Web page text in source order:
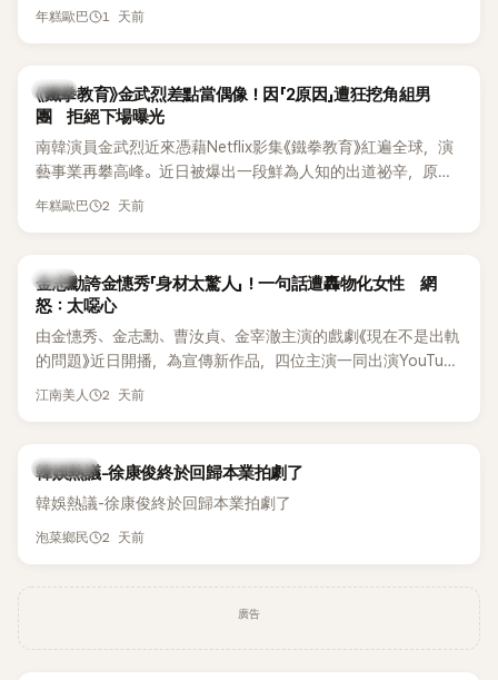
《脫掉鞋子恢單4Men》 中，親自公開那張當年引發話題的「腋下
員身分出道，該團在 2000 年代初期紅極一時，由李智惠、徐
智英兩位女成員，以及張錫炫、Chris Kim 兩位男成員組成。不
過後來爆出長達四年的團內霸凌風波，甚至傳出徐智英母親對
李智惠言語辱罵、動手等爭議，最終團體於 2002 年解散。 團
體解散後，李智惠轉型 solo，靠著綜藝與歌唱實力持續活躍演
藝圈。據悉，她當年能加入 S#arp，也與 李尚敏 的賞識有關。
感情方面，李智惠於 2017 年與圈外男友結婚，婚後育有兩個
目，她經營的 YouTube 頻道也即將突破百萬訂閱，近年內容深
受網友喜愛，再度迎來事業第二春。
法律行動。不過，A某並未因此停止發聲，5日再度透過社群平
年糕歐巴 1 天前
韓星
《鐵拳教育》金武烈差點當偶像！因「2原因」遭狂挖角組男
團 拒絕下場曝光
南韓演員金武烈近來憑藉Netflix影集《鐵拳教育》紅遍全球，演
藝事業再攀高峰。近日被爆出一段鮮為人知的出道祕辛，原來
他當年差點不是以演員身分出道，而是成為男團偶像的一員。
年糕歐巴 2 天前
韓星
金志勳誇金憓秀「身材太驚人」！一句話遭轟物化女性 網
怒：太噁心
由金憓秀、金志勳、曹汝貞、金宰澈主演的戲劇《現在不是出軌
的問題》近日開播，為宣傳新作品，四位主演一同出演YouTube
節目，不料訪談中的一段發言卻意外掀起爭議。不少網友認
江南美人 2 天前
熱議討論
韓娛熱議-徐康俊終於回歸本業拍劇了
韓娛熱議-徐康俊終於回歸本業拍劇了
泡菜鄉民 2 天前
廣告